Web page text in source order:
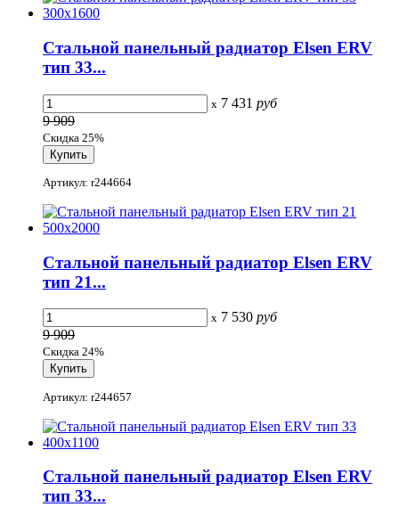
Стальной панельный радиатор Elsen ERV
тип 33...
x 7 431 руб
9 909
Скидка 25%
Артикул: r244664
Стальной панельный радиатор Elsen ERV
тип 21...
x 7 530 руб
9 909
Скидка 24%
Артикул: r244657
Стальной панельный радиатор Elsen ERV
тип 33...